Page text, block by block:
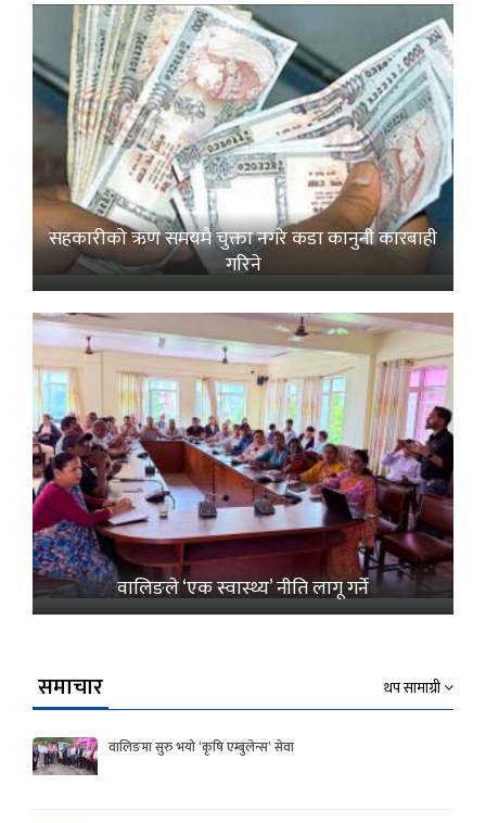
सहकारीको ऋण समयमै चुक्ता नगरे कडा कानुनी कारबाही
गरिने
वालिङले ‘एक स्वास्थ्य’ नीति लागू गर्ने
समाचार थप सामाग्री
वालिङमा सुरु भयो ‘कृषि एम्बुलेन्स’ सेवा